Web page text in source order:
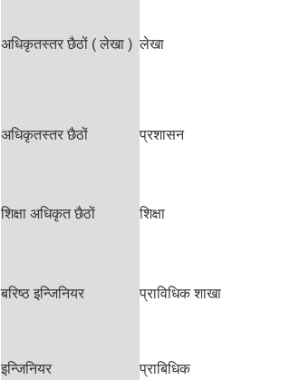
अधिकृतस्तर छैठों ( लेखा ) लेखा
अधिकृतस्तर छैठों प्रशासन
शिक्षा अधिकृत छैठों शिक्षा
बरिष्ठ इन्जिनियर प्राविधिक शाखा
इन्जिनियर प्राबिधिक